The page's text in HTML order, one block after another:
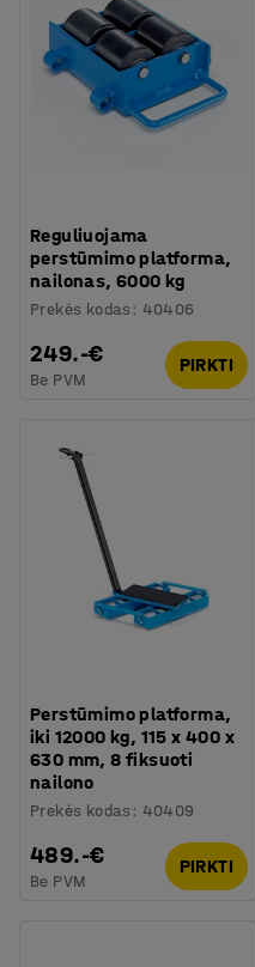
Reguliuojama
perstūmimo platforma,
nailonas, 6000 kg
Prekės kodas : 40406
249.-€
Be PVM
PIRKTI
Perstūmimo platforma,
iki 12000 kg, 115 x 400 x
630 mm, 8 fiksuoti
nailono
Prekės kodas : 40409
489.-€
Be PVM
PIRKTI